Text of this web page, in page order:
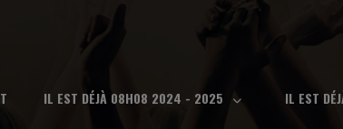
IL EST DÉJÀ 08H08 2024 - 2025 IL EST